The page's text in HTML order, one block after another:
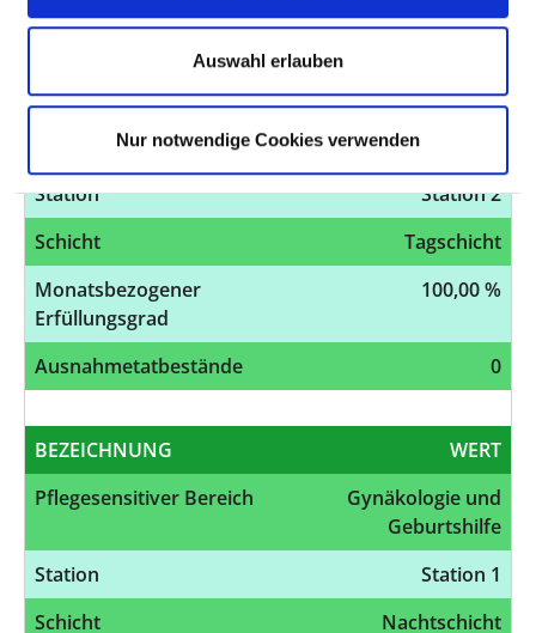
Auswahl erlauben
Nur notwendige Cookies verwenden
Pflegesensitiver Bereich
Gynäkologie und
Geburtshilfe
Station
Station 2
Schicht
Tagschicht
Monatsbezogener
Erfüllungsgrad
100,00 %
Ausnahmetatbestände 0
BEZEICHNUNG
WERT
Pflegesensitiver Bereich
Gynäkologie und
Geburtshilfe
Station
Station 1
Schicht
Nachtschicht